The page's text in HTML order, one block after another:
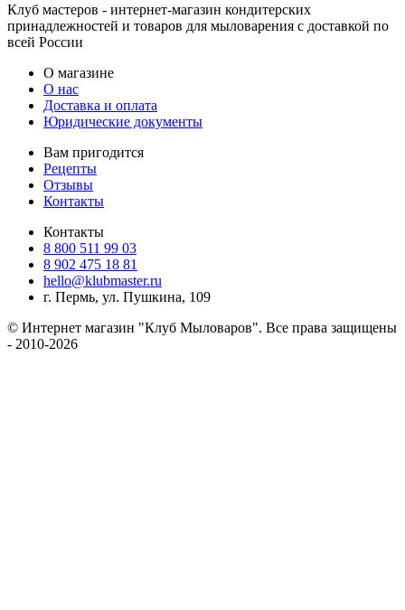
Клуб мастеров - интернет-магазин кондитерских
принадлежностей и товаров для мыловарения с доставкой по
всей России
О магазине
О нас
Доставка и оплата
Юридические документы
Вам пригодится
Рецепты
Отзывы
Контакты
Контакты
8 800 511 99 03
8 902 475 18 81
hello@klubmaster.ru
г. Пермь, ул. Пушкина, 109
© Интернет магазин "Клуб Мыловаров". Все права защищены
- 2010-2026